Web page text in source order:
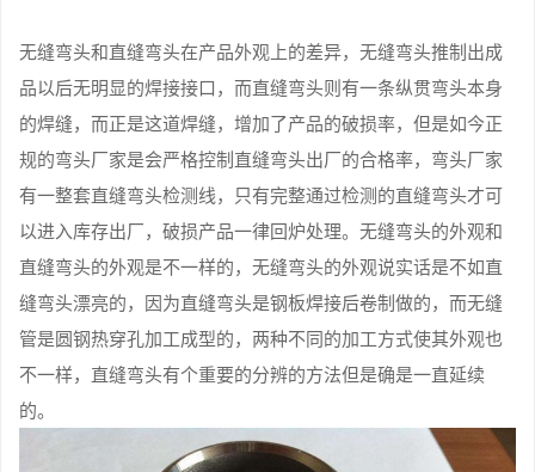
无缝弯头和直缝弯头在产品外观上的差异，无缝弯头推制出成
品以后无明显的焊接接口，而直缝弯头则有一条纵贯弯头本身
的焊缝，而正是这道焊缝，增加了产品的破损率，但是如今正
规的弯头厂家是会严格控制直缝弯头出厂的合格率，弯头厂家
有一整套直缝弯头检测线，只有完整通过检测的直缝弯头才可
以进入库存出厂，破损产品一律回炉处理。无缝弯头的外观和
直缝弯头的外观是不一样的，无缝弯头的外观说实话是不如直
缝弯头漂亮的，因为直缝弯头是钢板焊接后卷制做的，而无缝
管是圆钢热穿孔加工成型的，两种不同的加工方式使其外观也
不一样，直缝弯头有个重要的分辨的方法但是确是一直延续
的。